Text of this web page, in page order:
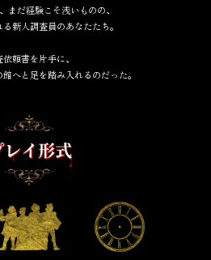
まだ経験こそ浅いものの、
新人調査員のあなたたち。
頼書を片手に、
へと足を踏み入れるのだった。